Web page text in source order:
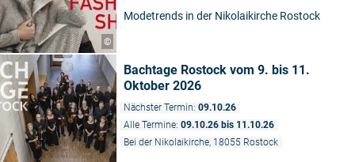
©
Modetrends in der Nikolaikirche Rostock
Bachtage Rostock vom 9. bis 11.
Oktober 2026
Nächster Termin: 09.10.26
Alle Termine: 09.10.26 bis 11.10.26
Bei der Nikolaikirche, 18055 Rostock